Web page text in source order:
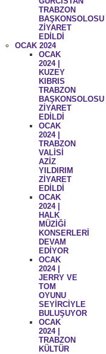
TRABZON
BAŞKONSOLOSU
ZİYARET
EDİLDİ
OCAK 2024
OCAK
2024 |
KUZEY
KIBRIS
TRABZON
BAŞKONSOLOSU
ZİYARET
EDİLDİ
OCAK
2024 |
TRABZON
VALİSİ
AZİZ
YILDIRIM
ZİYARET
EDİLDİ
OCAK
2024 |
HALK
MÜZİĞİ
KONSERLERİ
DEVAM
EDİYOR
OCAK
2024 |
JERRY VE
TOM
OYUNU
SEYİRCİYLE
BULUŞUYOR
OCAK
2024 |
TRABZON
KÜLTÜR